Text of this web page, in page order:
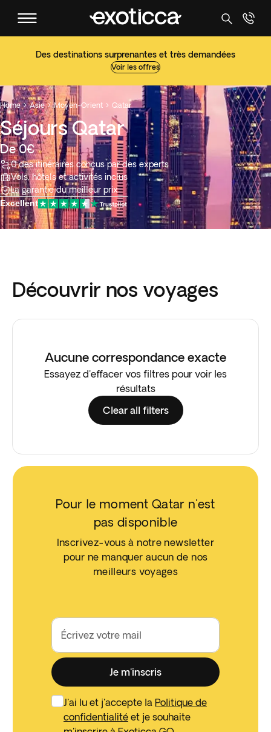
Des destinations surprenantes et très demandées
Voir les offres
Home  Asie  Moyen-Orient  Qatar
Séjours Qatar
De 0€
0 des itinéraires conçus par des experts
Vols, hôtels et activités inclus
La garantie du meilleur prix
Excellent
Découvrir nos voyages
Aucune correspondance exacte
Essayez d'effacer vos filtres pour voir les
résultats
Clear all filters
Pour le moment Qatar n'est
pas disponible
Inscrivez-vous à notre newsletter
pour ne manquer aucun de nos
meilleurs voyages
Écrivez votre mail
Je m'inscris
J'ai lu et j'accepte la Politique de
confidentialité et je souhaite